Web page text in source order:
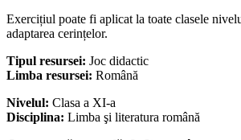
Exercițiul poate fi aplicat la toate clasele
adaptarea cerințelor.
Tipul resursei: Joc didactic
Limba resursei: Română
Nivelul: Clasa a XI-a
Disciplina: Limba şi literatura română